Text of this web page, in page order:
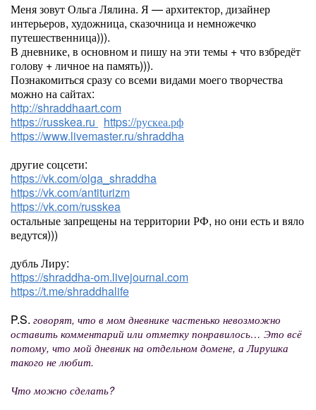
Меня зовут Ольга Лялина. Я — архитектор, дизайнер
интерьеров, художница, сказочница и немножечко
путешественница))).
В дневнике, в основном и пишу на эти темы + что взбредёт
голову + личное на память))).
Познакомиться сразу со всеми видами моего творчества
можно на сайтах:
http://shraddhaart.com
https://russkea.ru
https://рускеа.рф
https://www.livemaster.ru/shraddha
другие соцсети:
https://vk.com/olga_shraddha
https://vk.com/antiturizm
https://vk.com/russkea
остальные запрещены на территории РФ, но они есть и вяло
ведутся)))
дубль Лиру:
https://shraddha-om.livejournal.com
https://t.me/shraddhalife
P.S. говорят, что в мом дневнике частенько невозможно
оставить комментарий или отметку понравилось… Это всё
потому, что мой дневник на отдельном домене, а Лирушка
такого не любит.
Что можно сделать?